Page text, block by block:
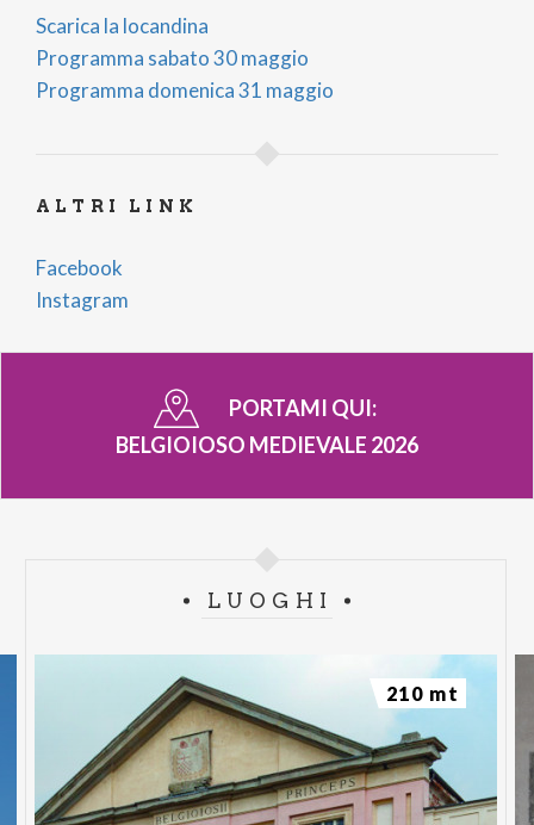
Scarica la locandina
Programma sabato 30 maggio
Programma domenica 31 maggio
ALTRI LINK
Facebook
Instagram
PORTAMI QUI:
BELGIOIOSO MEDIEVALE 2026
LUOGHI
210 mt